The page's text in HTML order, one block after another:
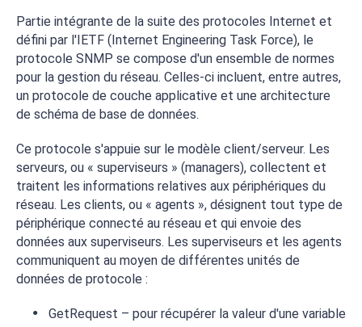
Partie intégrante de la suite des protocoles Internet et
défini par l'IETF (Internet Engineering Task Force), le
protocole SNMP se compose d'un ensemble de normes
pour la gestion du réseau. Celles-ci incluent, entre autres,
un protocole de couche applicative et une architecture
de schéma de base de données.
Ce protocole s'appuie sur le modèle client/serveur. Les
serveurs, ou « superviseurs » (managers), collectent et
traitent les informations relatives aux périphériques du
réseau. Les clients, ou « agents », désignent tout type de
périphérique connecté au réseau et qui envoie des
données aux superviseurs. Les superviseurs et les agents
communiquent au moyen de différentes unités de
données de protocole :
GetRequest – pour récupérer la valeur d'une variable